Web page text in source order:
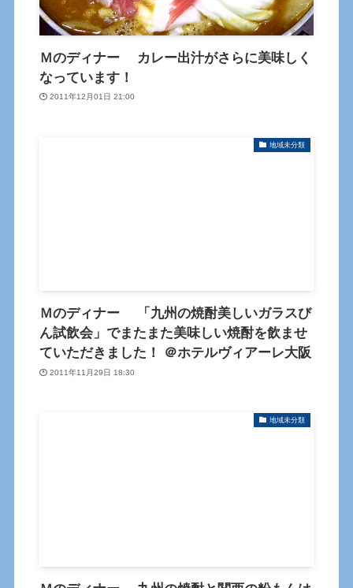
Ｍのディナー カレー出汁がさらに美味しく
なっています！
2011年12月01日 21:00
地域未分類
Ｍのディナー 「九州の焼酎美しいガラスび
ん試飲会」でまたまた美味しい焼酎を飲ませ
ていただきました！ ＠ホテルヴィアーレ大阪
2011年11月29日 18:30
地域未分類